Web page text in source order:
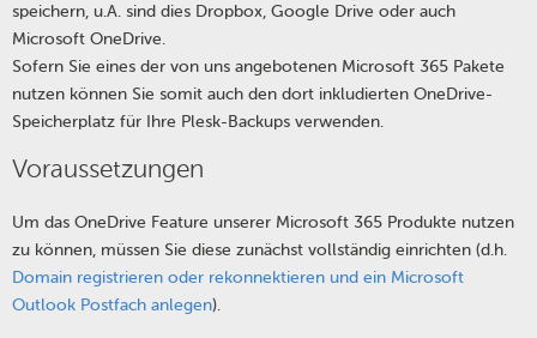
speichern, u.A. sind dies Dropbox, Google Drive oder auch
Microsoft OneDrive.
Sofern Sie eines der von uns angebotenen Microsoft 365 Pakete
nutzen können Sie somit auch den dort inkludierten OneDrive-
Speicherplatz für Ihre Plesk-Backups verwenden.
Voraussetzungen
Um das OneDrive Feature unserer Microsoft 365 Produkte nutzen
zu können, müssen Sie diese zunächst vollständig einrichten (d.h.
Domain registrieren oder rekonnektieren und ein Microsoft
Outlook Postfach anlegen).